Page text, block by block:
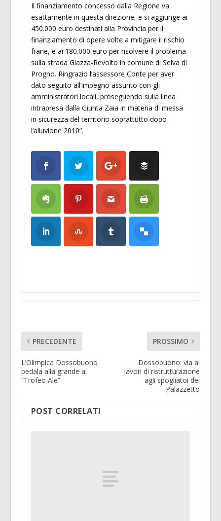
Il finanziamento concesso dalla Regione va
esattamente in questa direzione, e si aggiunge ai
450.000 euro destinati alla Provincia per il
finanziamento di opere volte a mitigare il rischio
frane, e ai 180.000 euro per risolvere il problema
sulla strada Giazza-Revolto in comune di Selva di
Progno. Ringrazio l’assessore Conte per aver
dato seguito all’impegno assunto con gli
amministratori locali, proseguendo sulla linea
intrapresa dalla Giunta Zaia in materia di messa
in sicurezza del territorio soprattutto dopo
l’alluvione 2010”.
PRECEDENTE
L’Olimpica Dossobuono
pedala alla grande al
“Trofeo Ale”
PROSSIMO
Dossobuono: via ai
lavori di ristrutturazione
agli spogliatoi del
Palazzetto
POST CORRELATI